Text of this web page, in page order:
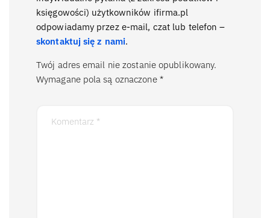
księgowości) użytkowników ifirma.pl
odpowiadamy przez e-mail, czat lub telefon –
skontaktuj się z nami.
Twój adres email nie zostanie opublikowany.
Wymagane pola są oznaczone *